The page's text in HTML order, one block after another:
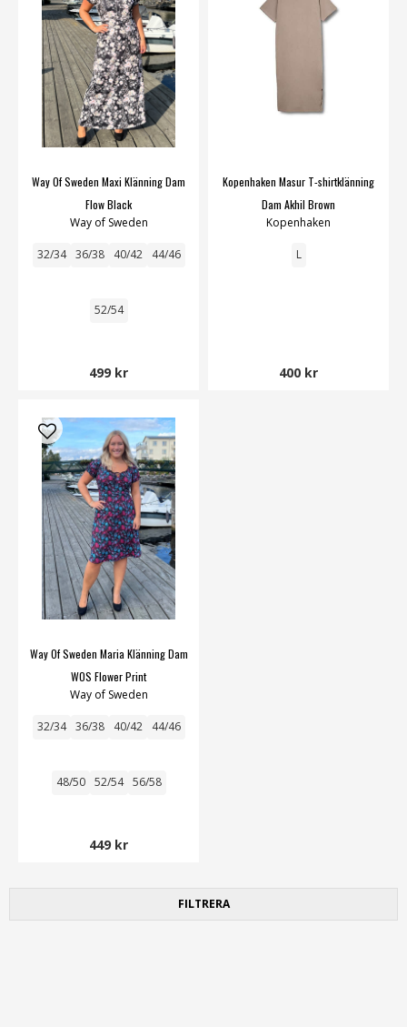
Way Of Sweden Maxi Klänning Dam
Flow Black
Way of Sweden
32/34 36/38 40/42 44/46
52/54
499 kr
Kopenhaken Masur T-shirtklänning
Dam Akhil Brown
Kopenhaken
L
400 kr
Way Of Sweden Maria Klänning Dam
WOS Flower Print
Way of Sweden
32/34 36/38 40/42 44/46
48/50 52/54 56/58
449 kr
FILTRERA